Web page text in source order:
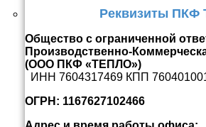
Реквизиты ПКФ
Общество с ограниченной
Производственно-
(ООО ПКФ «ТЕПЛО»)
ИНН 7604317469 КПП
ОГРН: 1167627102466